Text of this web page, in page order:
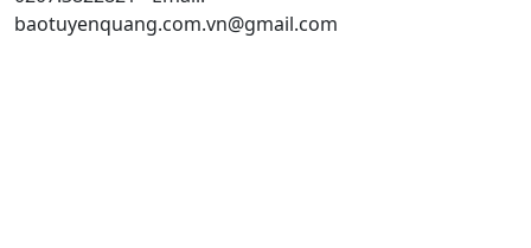
baotuyenquang.com.vn@gmail.com